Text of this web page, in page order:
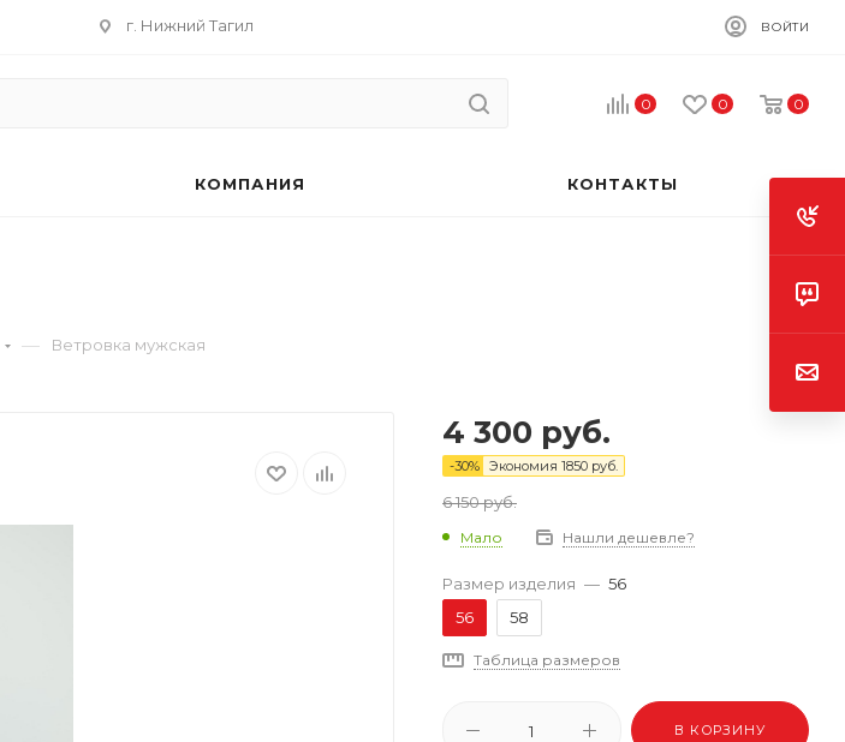
г. Нижний Тагил ВОЙТИ
0 0 0
КОМПАНИЯ КОНТАКТЫ
— Ветровка мужская
4 300 руб.
-30% Экономия 1850 руб.
6 150руб.
Мало Нашли дешевле?
Размер изделия — 56
56
58
Таблица размеров
В КОРЗИНУ